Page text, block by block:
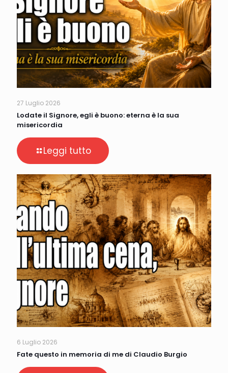
27 Luglio 2026
Lodate il Signore, egli è buono: eterna è la sua
misericordia
Leggi tutto
6 Luglio 2026
Fate questo in memoria di me di Claudio Burgio